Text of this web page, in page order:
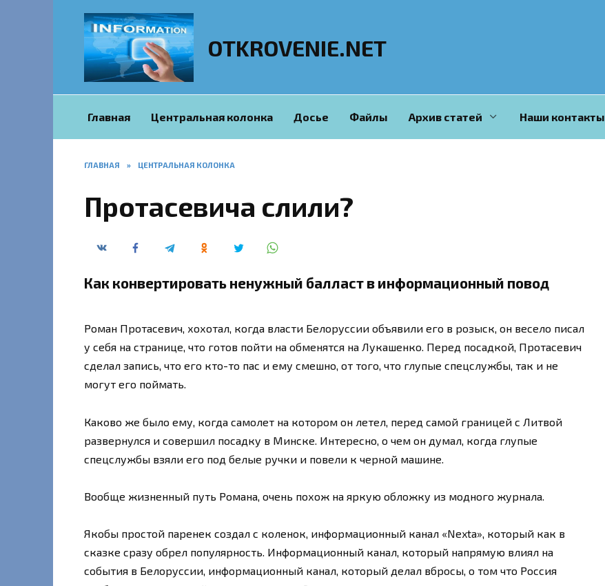
OTKROVENIE.NET
Главная Центральная колонка Досье Файлы Архив статей Наши контакты
ГЛАВНАЯ » ЦЕНТРАЛЬНАЯ КОЛОНКА
Протасевича слили?
Как конвертировать ненужный балласт в информационный повод
Роман Протасевич, хохотал, когда власти Белоруссии объявили его в розыск, он весело писал
у себя на странице, что готов пойти на обменятся на Лукашенко. Перед посадкой, Протасевич
сделал запись, что его кто-то пас и ему смешно, от того, что глупые спецслужбы, так и не
могут его поймать.
Каково же было ему, когда самолет на котором он летел, перед самой границей с Литвой
развернулся и совершил посадку в Минске. Интересно, о чем он думал, когда глупые
спецслужбы взяли его под белые ручки и повели к черной машине.
Вообще жизненный путь Романа, очень похож на яркую обложку из модного журнала.
Якобы простой паренек создал с коленок, информационный канал «Nexta», который как в
сказке сразу обрел популярность. Информационный канал, который напрямую влиял на
события в Белоруссии, информационный канал, который делал вбросы, о том что Россия